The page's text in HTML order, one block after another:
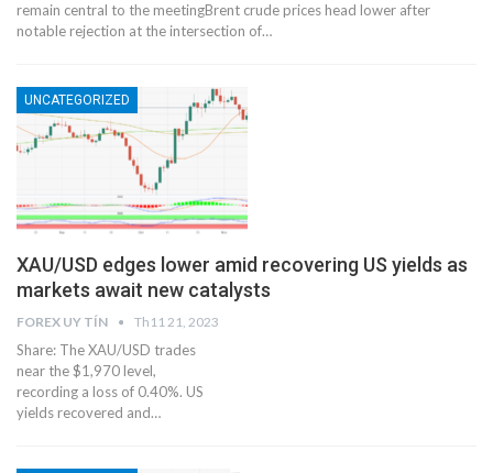
remain central to the meetingBrent crude prices head lower after
notable rejection at the intersection of…
UNCATEGORIZED
XAU/USD edges lower amid recovering US yields as
markets await new catalysts
FOREX UY TÍN Th11 21, 2023
Share: The XAU/USD trades
near the $1,970 level,
recording a loss of 0.40%. US
yields recovered and…